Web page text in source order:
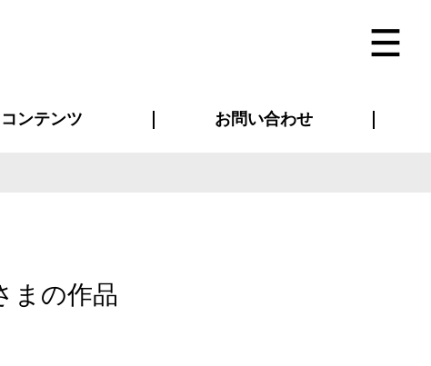
コンテンツ お問い合わせ
の作品